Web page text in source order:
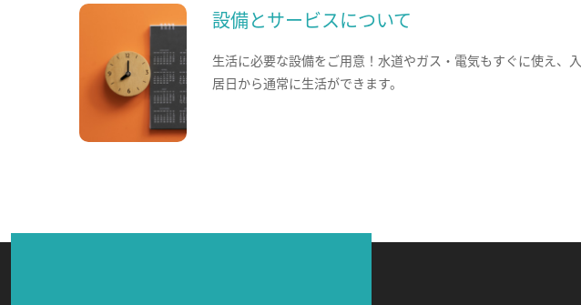
設備とサービスについて
生活に必要な設備をご用意！水道やガス・電気もすぐに使え、入
居日から通常に生活ができます。